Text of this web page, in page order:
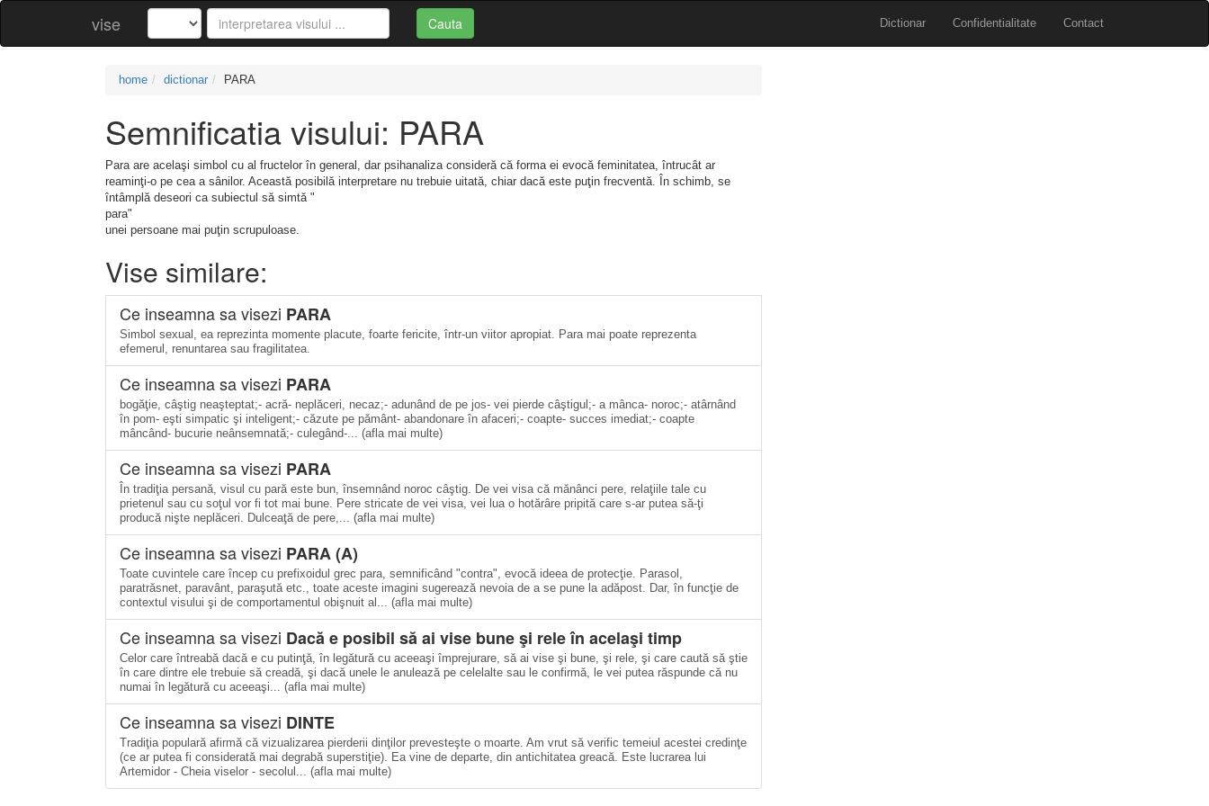
vise Dictionar Confidentialitate Contact
Cauta
home dictionar PARA
Semnificatia visului: PARA
Para are acelaşi simbol cu al fructelor în general, dar psihanaliza consideră că forma ei evocă feminitatea, întrucât ar
reaminţi-o pe cea a sânilor. Această posibilă interpretare nu trebuie uitată, chiar dacă este puţin frecventă. În schimb, se
întâmplă deseori ca subiectul să simtă "
para"
unei persoane mai puţin scrupuloase.
Vise similare:
Ce inseamna sa visezi PARA
Simbol sexual, ea reprezinta momente placute, foarte fericite, într-un viitor apropiat. Para mai poate reprezenta
efemerul, renuntarea sau fragilitatea.
Ce inseamna sa visezi PARA
bogăţie, câştig neaşteptat;- acră- neplăceri, necaz;- adunând de pe jos- vei pierde câştigul;- a mânca- noroc;- atârnând
în pom- eşti simpatic şi inteligent;- căzute pe pământ- abandonare în afaceri;- coapte- succes imediat;- coapte
mâncând- bucurie neânsemnată;- culegând-... (afla mai multe)
Ce inseamna sa visezi PARA
În tradiţia persană, visul cu pară este bun, însemnând noroc câştig. De vei visa că mănânci pere, relaţiile tale cu
prietenul sau cu soţul vor fi tot mai bune. Pere stricate de vei visa, vei lua o hotărâre pripită care s-ar putea să-ţi
producă nişte neplăceri. Dulceaţă de pere,... (afla mai multe)
Ce inseamna sa visezi PARA (A)
Toate cuvintele care încep cu prefixoidul grec para, semnificând "contra", evocă ideea de protecţie. Parasol,
paratrăsnet, paravânt, paraşută etc., toate aceste imagini sugerează nevoia de a se pune la adăpost. Dar, în funcţie de
contextul visului şi de comportamentul obişnuit al... (afla mai multe)
Ce inseamna sa visezi Dacă e posibil să ai vise bune şi rele în acelaşi timp
Celor care întreabă dacă e cu putinţă, în legătură cu aceeaşi împrejurare, să ai vise şi bune, şi rele, şi care caută să ştie
în care dintre ele trebuie să creadă, şi dacă unele le anulează pe celelalte sau le confirmă, le vei putea răspunde că nu
numai în legătură cu aceeaşi... (afla mai multe)
Ce inseamna sa visezi DINTE
Tradiţia populară afirmă că vizualizarea pierderii dinţilor prevesteşte o moarte. Am vrut să verific temeiul acestei credinţe
(ce ar putea fi considerată mai degrabă superstiţie). Ea vine de departe, din antichitatea greacă. Este lucrarea lui
Artemidor - Cheia viselor - secolul... (afla mai multe)